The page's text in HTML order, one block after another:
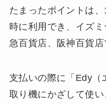
たまったポイントは
時に利用でき、イズ
急百貨店、阪神百貨店
支払いの際に「Edy（
取り機にかざして使い